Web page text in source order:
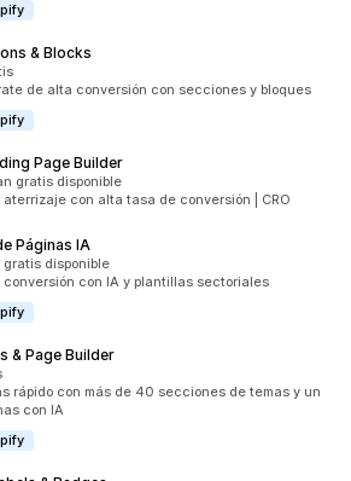
& Blocks
de alta conversión con secciones y bloques
Page Builder
total
gratis disponible
con alta tasa de conversión | CRO
Páginas IA
gratis disponible
conversión con IA y plantillas sectoriales
& Page Builder
rápido con más de 40 secciones de temas y un
con IA